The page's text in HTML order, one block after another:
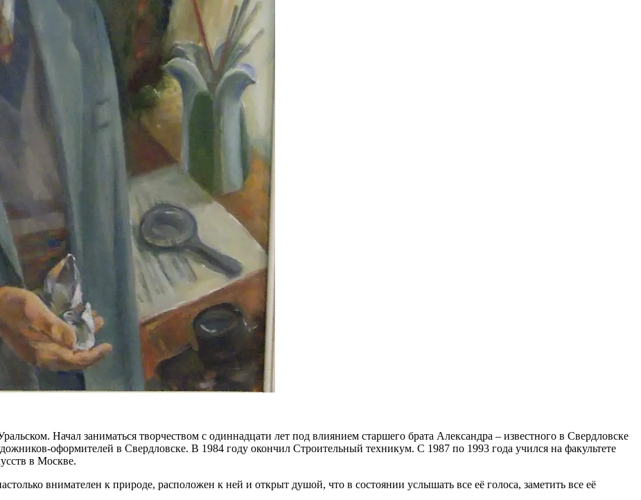
Начал заниматься творчеством с одиннадцати лет под влиянием старшего брата Александра – известного в Свердловске
оформителей в Свердловске. В 1984 году окончил Строительный техникум. С 1987 по 1993 года учился на факультете
в Москве.
внимателен к природе, расположен к ней и открыт душой, что в состоянии услышать все её голоса, заметить все её